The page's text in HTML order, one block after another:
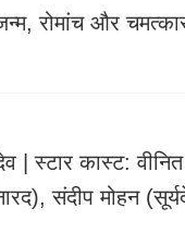
रोमांच और
| स्टार कास्ट:
संदीप मोहन